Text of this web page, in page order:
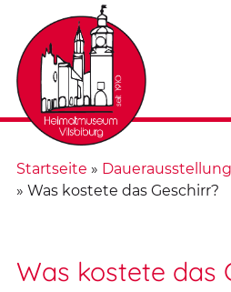
Startseite » Dauerausstellung
» Was kostete das Geschirr?
Was kostete das